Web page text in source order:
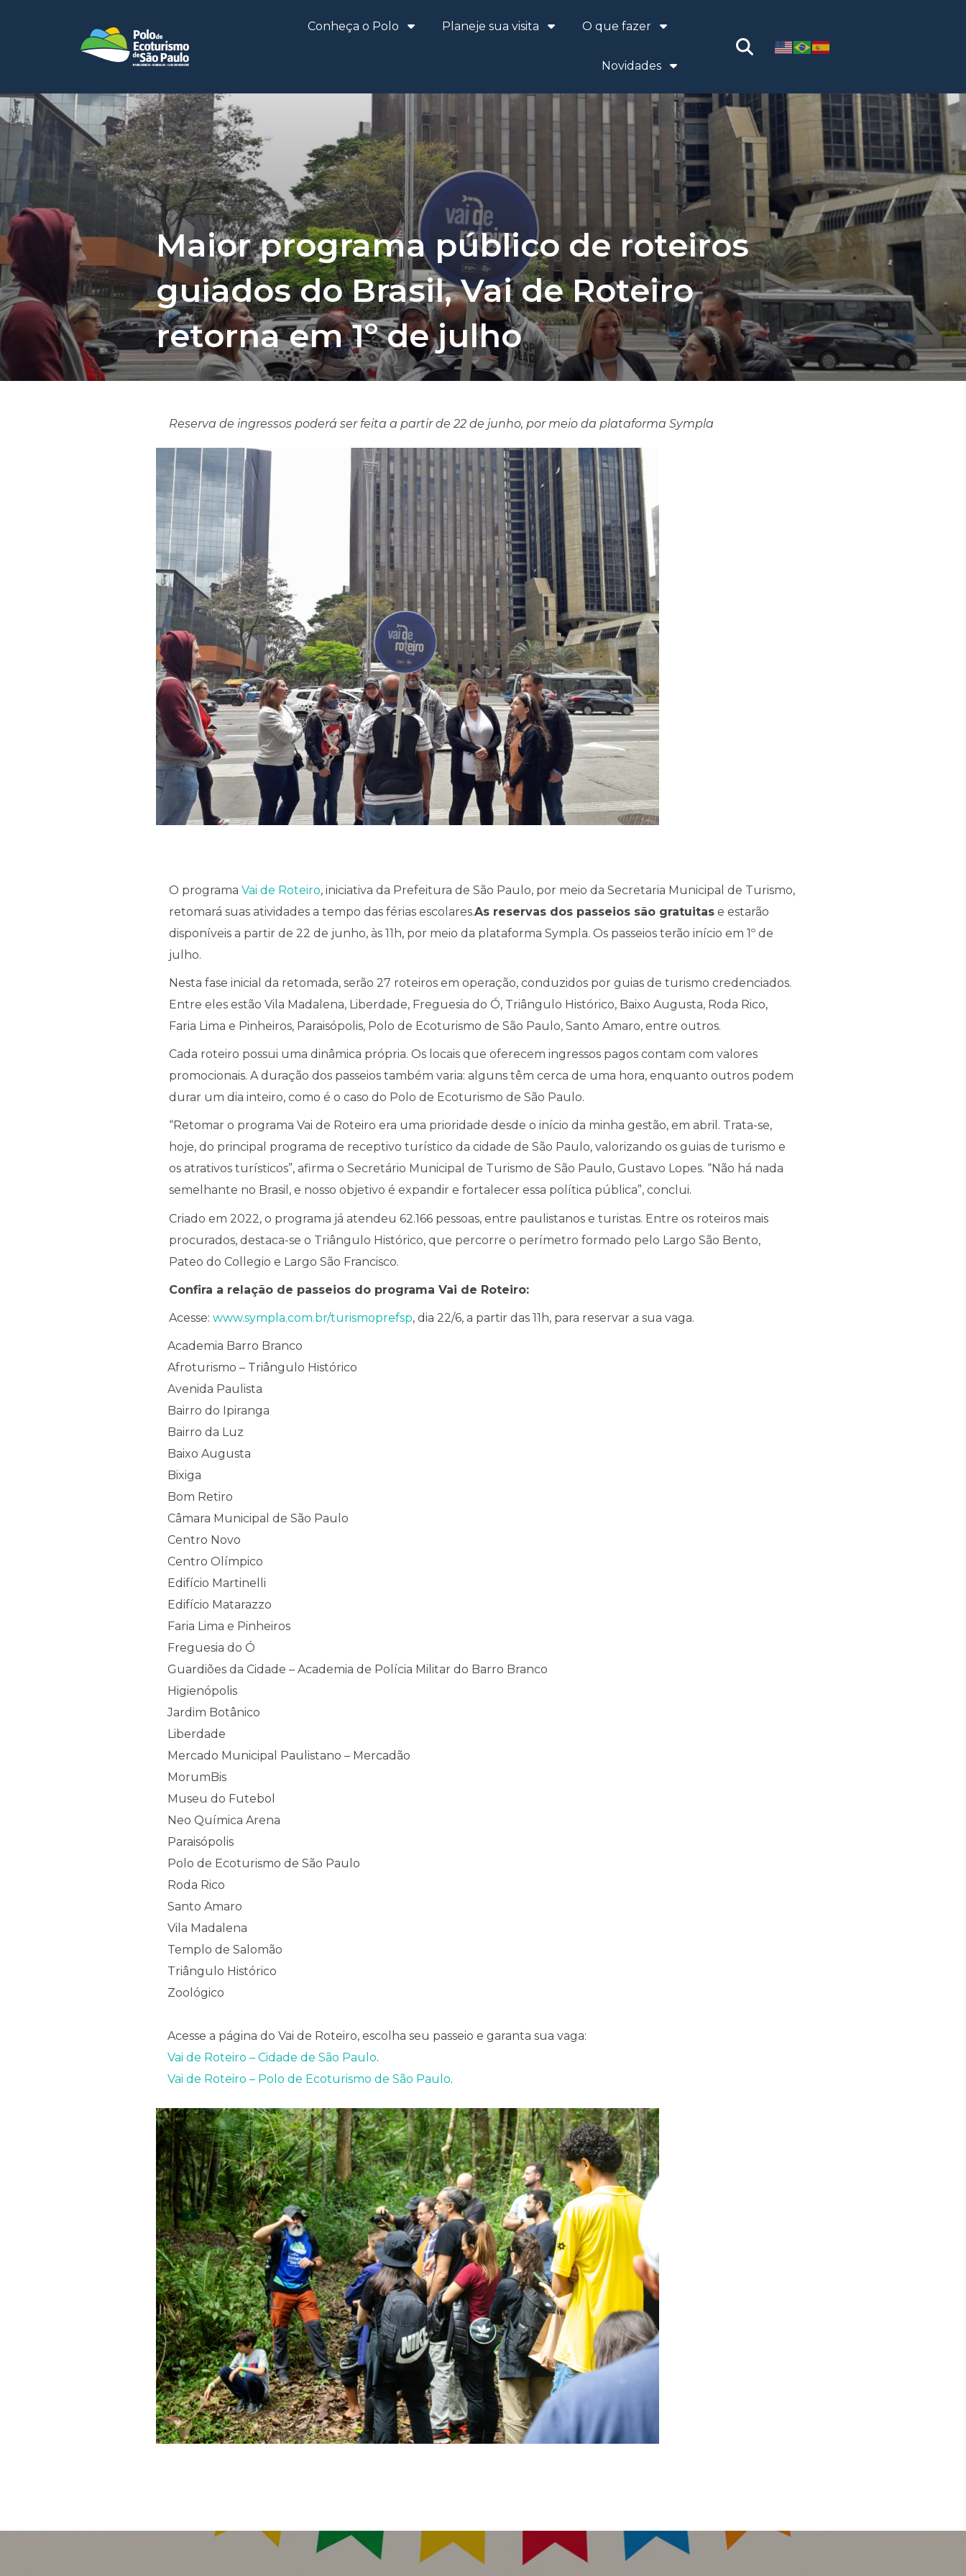
Conheça o Polo Planeje sua visita O que fazer
Novidades
Maior programa público de roteiros
guiados do Brasil, Vai de Roteiro
retorna em 1º de julho
Reserva de ingressos poderá ser feita a partir de 22 de junho, por meio da plataforma Sympla
O programaVai de Roteiro, iniciativa da Prefeitura de São Paulo, por meio da Secretaria Municipal de Turismo,
retomará suas atividades a tempo das férias escolares.As reservas dos passeios são gratuitas e estarão
disponíveis a partir de 22 de junho, às 11h, por meio da plataforma Sympla. Os passeios terão início em 1º de
julho.
Nesta fase inicial da retomada, serão 27 roteiros em operação, conduzidos por guias de turismo credenciados.
Entre eles estão Vila Madalena, Liberdade, Freguesia do Ó, Triângulo Histórico, Baixo Augusta, Roda Rico,
Faria Lima e Pinheiros, Paraisópolis, Polo de Ecoturismo de São Paulo, Santo Amaro, entre outros.
Cada roteiro possui uma dinâmica própria. Os locais que oferecem ingressos pagos contam com valores
promocionais. A duração dos passeios também varia: alguns têm cerca de uma hora, enquanto outros podem
durar um dia inteiro, como é o caso do Polo de Ecoturismo de São Paulo.
“Retomar o programa Vai de Roteiro era uma prioridade desde o início da minha gestão, em abril. Trata-se,
hoje, do principal programa de receptivo turístico da cidade de São Paulo, valorizando os guias de turismo e
os atrativos turísticos”, afirma o Secretário Municipal de Turismo de São Paulo, Gustavo Lopes. “Não há nada
semelhante no Brasil, e nosso objetivo é expandir e fortalecer essa política pública”, conclui.
Criado em 2022, o programa já atendeu 62.166 pessoas, entre paulistanos e turistas. Entre os roteiros mais
procurados, destaca-se o Triângulo Histórico, que percorre o perímetro formado pelo Largo São Bento,
Pateo do Collegio e Largo São Francisco.
Confira a relação de passeios do programa Vai de Roteiro:
Acesse:www.sympla.com.br/turismoprefsp, dia 22/6, a partir das 11h, para reservar a sua vaga.
Academia Barro Branco
Afroturismo – Triângulo Histórico
Avenida Paulista
Bairro do Ipiranga
Bairro da Luz
Baixo Augusta
Bixiga
Bom Retiro
Câmara Municipal de São Paulo
Centro Novo
Centro Olímpico
Edifício Martinelli
Edifício Matarazzo
Faria Lima e Pinheiros
Freguesia do Ó
Guardiões da Cidade – Academia de Polícia Militar do Barro Branco
Higienópolis
Jardim Botânico
Liberdade
Mercado Municipal Paulistano – Mercadão
MorumBis
Museu do Futebol
Neo Química Arena
Paraisópolis
Polo de Ecoturismo de São Paulo
Roda Rico
Santo Amaro
Vila Madalena
Templo de Salomão
Triângulo Histórico
Zoológico
Acesse a página do Vai de Roteiro, escolha seu passeio e garanta sua vaga:
Vai de Roteiro – Cidade de São Paulo.
Vai de Roteiro – Polo de Ecoturismo de São Paulo.